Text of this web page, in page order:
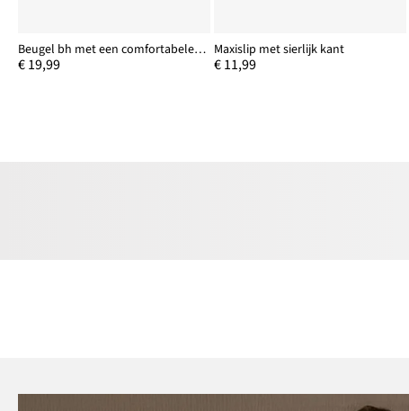
Beugel bh met een comfortabele sluiting voor
€ 19,99
Maxislip met sierlijk kant
€ 11,99